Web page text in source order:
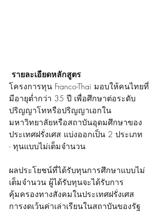
รายละเอียดหลักสูตร
โครงการทุน Franco-Thai มอบให้คนไทยที่
มีอายุต่ำกว่า 35 ปี เพื่อศึกษาต่อระดับ
ปริญญาโทหรือปริญญาเอกใน
มหาวิทยาลัยหรือสถาบันอุดมศึกษาของ
ประเทศฝรั่งเศส แบ่งออกเป็น 2 ประเภท
- ทุนแบบไม่เต็มจำนวน
ผลประโยชน์ที่ได้รับทุนการศึกษาแบบไม่
เต็มจำนวน ผู้ได้รับทุนจะได้รับการ
คุ้มครองทางสังคมในประเทศฝรั่งเศส
การงดเว้นค่าเล่าเรียนในสถาบันของรัฐ